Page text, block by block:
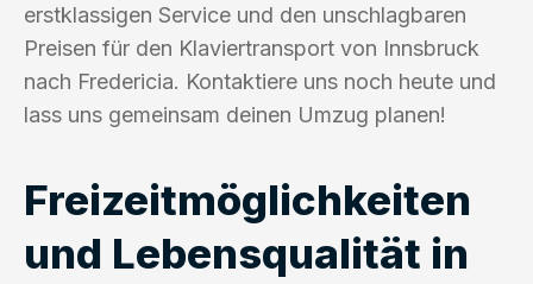
erstklassigen Service und den unschlagbaren
Preisen für den Klaviertransport von Innsbruck
nach Fredericia. Kontaktiere uns noch heute und
lass uns gemeinsam deinen Umzug planen!
Freizeitmöglichkeiten
und Lebensqualität in